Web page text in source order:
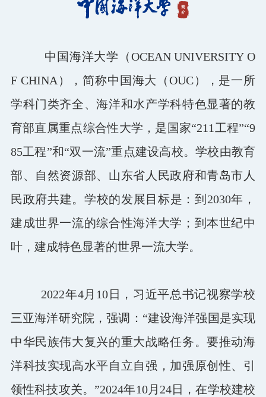
通知公告
校园服务
信息服务
领导信箱 信息公开
捐赠
校园VR
访客 适老 访问旧版
中国海洋大学（OCEAN UNIVERSITY O
F CHINA），简称中国海大（OUC），是一所
学科门类齐全、海洋和水产学科特色显著的教
育部直属重点综合性大学，是国家“211工程”“9
85工程”和“双一流”重点建设高校。学校由教育
部、自然资源部、山东省人民政府和青岛市人
民政府共建。学校的发展目标是：到2030年，
建成世界一流的综合性海洋大学；到本世纪中
叶，建成特色显著的世界一流大学。
2022年4月10日，习近平总书记视察学校
三亚海洋研究院，强调：“建设海洋强国是实现
中华民族伟大复兴的重大战略任务。要推动海
洋科技实现高水平自立自强，加强原创性、引
领性科技攻关。”2024年10月24日，在学校建校